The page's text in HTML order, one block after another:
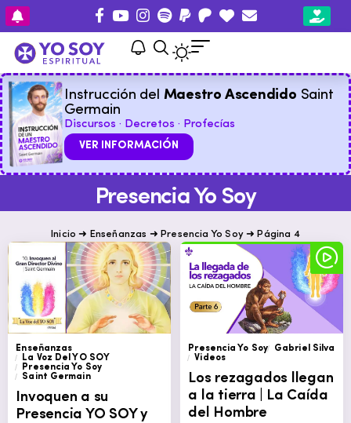
Instrucción del Maestro Ascendido Saint
Germain
Discursos · Decretos · Profecías
VER INFORMACIÓN
Presencia Yo Soy
Inicio ➜ Enseñanzas ➜ Presencia Yo Soy➜ Página 4
Enseñanzas
La Voz Del YO SOY
Presencia Yo Soy
Saint Germain
Invoquen a su
Presencia YO SOY y
Presencia Yo Soy
Gabriel Silva
Videos
Los rezagados llegan
a la tierra | La Caída
del Hombre